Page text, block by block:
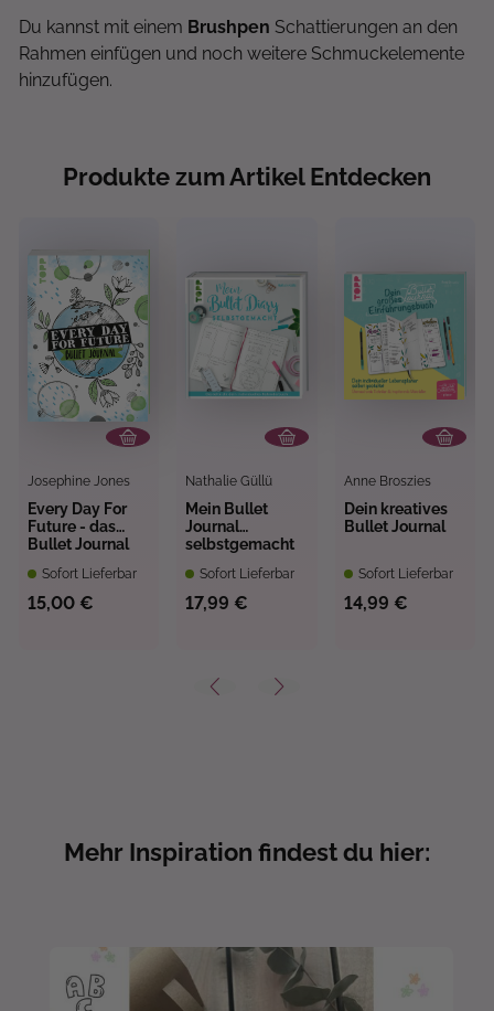
Du kannst mit einem Brushpen Schattierungen an den
Rahmen einfügen und noch weitere Schmuckelemente
hinzufügen.
Produkte zum Artikel Entdecken
Josephine Jones
Every Day For
Future - das
Bullet Journal
Sofort Lieferbar
15,00 €
Nathalie Güllü
Mein Bullet
Journal
selbstgemacht
Sofort Lieferbar
17,99 €
Anne Broszies
Dein kreatives
Bullet Journal
Sofort Lieferbar
14,99 €
Mehr Inspiration findest du hier: